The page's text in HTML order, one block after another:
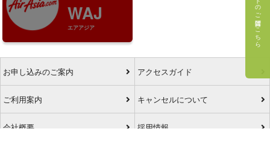
WAJ
エアアジア
お申し込みのご案内 アクセスガイド
ご利用案内 キャンセルについて
会社概要 採用情報